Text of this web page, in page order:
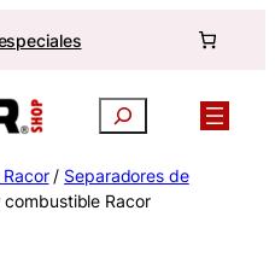
Buscar
/ Separadores de
Racor